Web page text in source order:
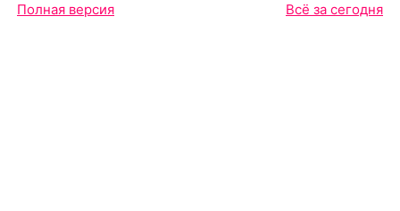
Полная версия Всё за сегодня